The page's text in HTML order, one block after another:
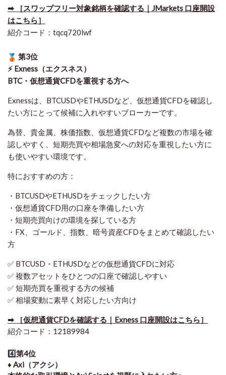
➡ ［スワップフリー対象銘柄を確認する｜JMarkets 口座開設
はこちら］
紹介コード：tqcq720lwf
第3位
⚡ Exness（エクスネス）
BTC・仮想通貨CFDを重視する方へ
Exnessは、BTCUSDやETHUSDなど、仮想通貨CFDを確認し
たい方にとって候補に入れやすいブローカーです。
為替、貴金属、株価指数、仮想通貨CFDなど複数の市場を確
認しやすく、短期売買や相場急変への対応を重視したい方に
も使いやすい環境です。
特におすすめの方：
・BTCUSDやETHUSDをチェックしたい方
・仮想通貨CFD用の口座を準備したい方
・短期売買向けの環境を探している方
・FX、ゴールド、指数、暗号資産CFDをまとめて確認したい
方
✅ BTCUSD・ETHUSDなどの仮想通貨CFDに対応
✅ 複数アセットをひとつの口座で確認しやすい
✅ 短期売買を重視する方の候補
✅ 相場変動に素早く対応したい方向け
➡ ［仮想通貨CFDを確認する｜Exness 口座開設はこちら］
紹介コード：12189984
4️⃣第4位
♦️ Axi（アクシ）